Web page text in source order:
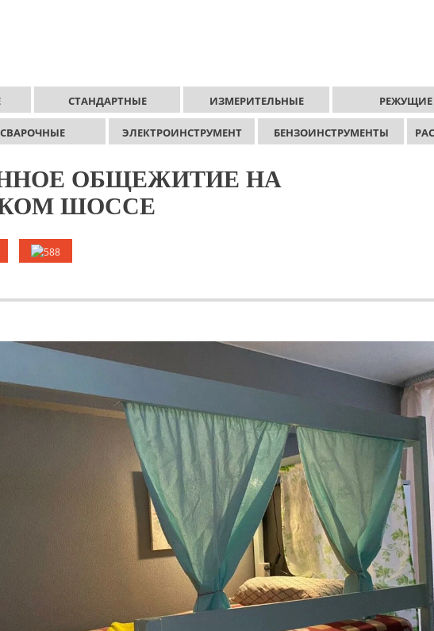
СТАНДАРТНЫЕ ИЗМЕРИТЕЛЬНЫЕ РЕЖУЩИЕ
СВАРОЧНЫЕ ЭЛЕКТРОИНСТРУМЕНТ БЕНЗОИНСТРУМЕНТЫ
ОБЩЕЖИТИЕ НА
ШОССЕ
588